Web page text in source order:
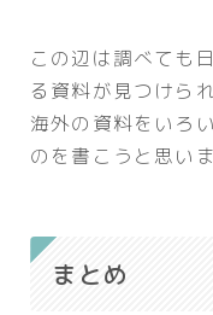
この辺は調べても
る資料が見つけら
海外の資料をいろ
のを書こうと思いま
まとめ